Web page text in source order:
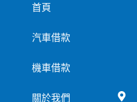
首頁
汽車借款
機車借款
關於我們